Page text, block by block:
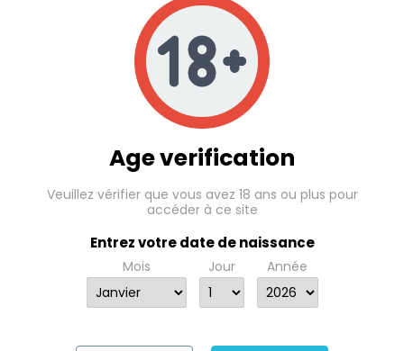
Age verification
Veuillez vérifier que vous avez 18 ans ou plus pour
accéder à ce site
Entrez votre date de naissance
Mois Jour Année